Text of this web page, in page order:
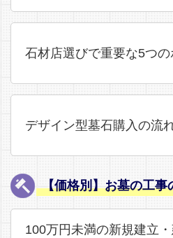
石材店選びで重要な5つの
デザイン型墓石購入の流
【価格別】お墓の工事
100万円未満の新規建立